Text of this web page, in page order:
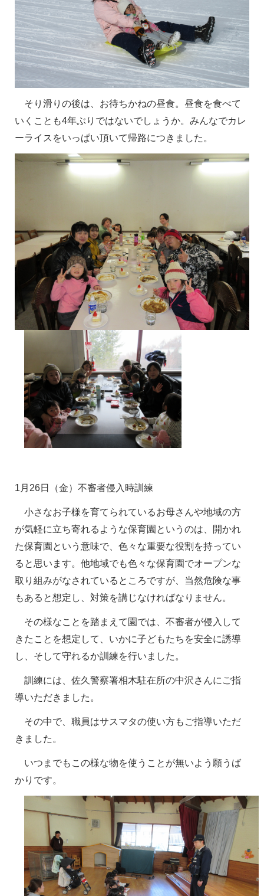
そり滑りの後は、お待ちかねの昼食。昼食を食べて
いくことも4年ぶりではないでしょうか。みんなでカレ
ーライスをいっぱい頂いて帰路につきました。
1 月26日（金）不審者侵入時訓練
小さなお子様を育てられているお母さんや地域の方
が気軽に立ち寄れるような保育園というのは、開かれ
た保育園という意味で、色々な重要な役割を持ってい
ると思います。他地域でも色々な保育園でオープンな
取り組みがなされているところですが、当然危険な事
もあると想定し、対策を講じなければなりません。
その様なことを踏まえて園では、不審者が侵入して
きたことを想定して、いかに子どもたちを安全に誘導
し、そして守れるか訓練を行いました。
訓練には、佐久警察署相木駐在所の中沢さんにご指
導いただきました。
その中で、職員はサスマタの使い方もご指導いただ
きました。
いつまでもこの様な物を使うことが無いよう願うば
かりです。